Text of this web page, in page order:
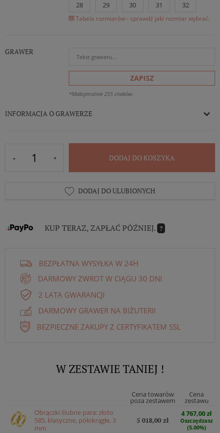
28 29 30 31 32
Tabela rozmiarów - sprawdź jaki rozmiar wybrać.
GRAWER
ZAPISZ
*Maksymalnie 255 znaków.
INFORMACJA O GRAWERZE
DODAJ DO KOSZYKA
DODAJ DO ULUBIONYCH
KUP TERAZ, ZAPŁAĆ PÓŹNIEJ. ?
BEZPŁATNA WYSYŁKA W 24H
DARMOWY ZWROT W CIĄGU 30 DNI
2 LATA GWARANCJI
DARMOWY GRAWER NA BIŻUTERII
BEZPIECZNE ZAKUPY Z CERTYFIKATEM SSL
W ZESTAWIE TANIEJ !
Cena towarów
poza zestawem
Cena
zestawu
Obrączki ślubne para: złoto
585, klasyczne, półokrągłe, 3
mm
5 018,00 zł
4 767,00 zł
Oszczędzasz
(5.00%)